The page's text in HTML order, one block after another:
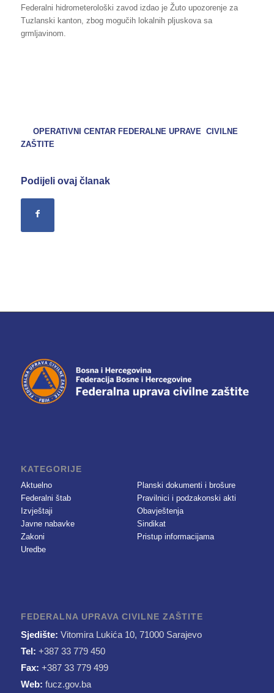
Federalni hidrometerološki zavod izdao je Žuto upozorenje za
Tuzlanski kanton, zbog mogučih lokalnih pljuskova sa
grmljavinom.
OPERATIVNI CENTAR FEDERALNE UPRAVE CIVILNE
ZAŠTITE
Podijeli ovaj članak
KATEGORIJE
Aktuelno
Federalni štab
Izvještaji
Javne nabavke
Zakoni
Uredbe
Planski dokumenti i brošure
Pravilnici i podzakonski akti
Obavještenja
Sindikat
Pristup informacijama
FEDERALNA UPRAVA CIVILNE ZAŠTITE
Sjedište: Vitomira Lukića 10, 71000 Sarajevo
Tel: +387 33 779 450
Fax: +387 33 779 499
Web: fucz.gov.ba